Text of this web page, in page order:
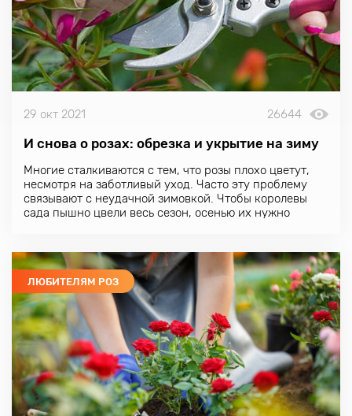
29 окт 2021 26644
И снова о розах: обрезка и укрытие на зиму
Многие сталкиваются с тем, что розы плохо цветут,
несмотря на заботливый уход. Часто эту проблему
связывают с неудачной зимовкой. Чтобы королевы
сада пышно цвели весь сезон, осенью их нужно
правильно за ними ухаживают. В итоге кустики
выглядят чахло, практически не цветут. Но
позаботиться орозахникогда не поздно. Если их
обрезать и укрыть осенью, то следующим летом кусты
удивят сногсшибательным цветением.
ЛЮБИТЕЛЯМ РОЗ